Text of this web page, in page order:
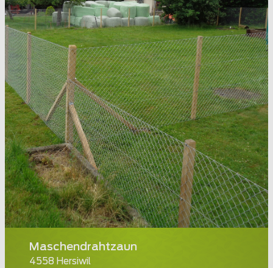
Maschendrahtzaun
4558 Hersiwil